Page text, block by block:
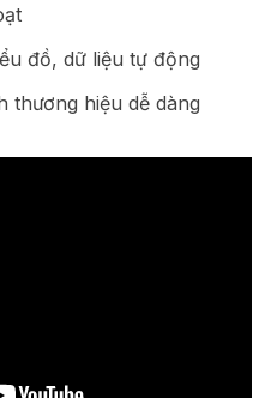
đồ, dữ liệu tự động
thương hiệu dễ dàng